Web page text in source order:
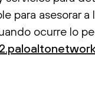
para asesorar
ocurre lo